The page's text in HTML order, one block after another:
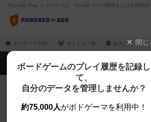
※Google Play とそのロゴは、Google Inc.の商標または登録商標
ボドゲーマTOP ボドとも一覧 みさご 閉じ
ボードゲームのプレイ履歴を記録し
て、
自分のデータを管理しませんか？
約75,000人がボドゲーマを利用中！
ボドゲーマTOP
ボードゲームを検索する
ボードゲームの新着レビュー